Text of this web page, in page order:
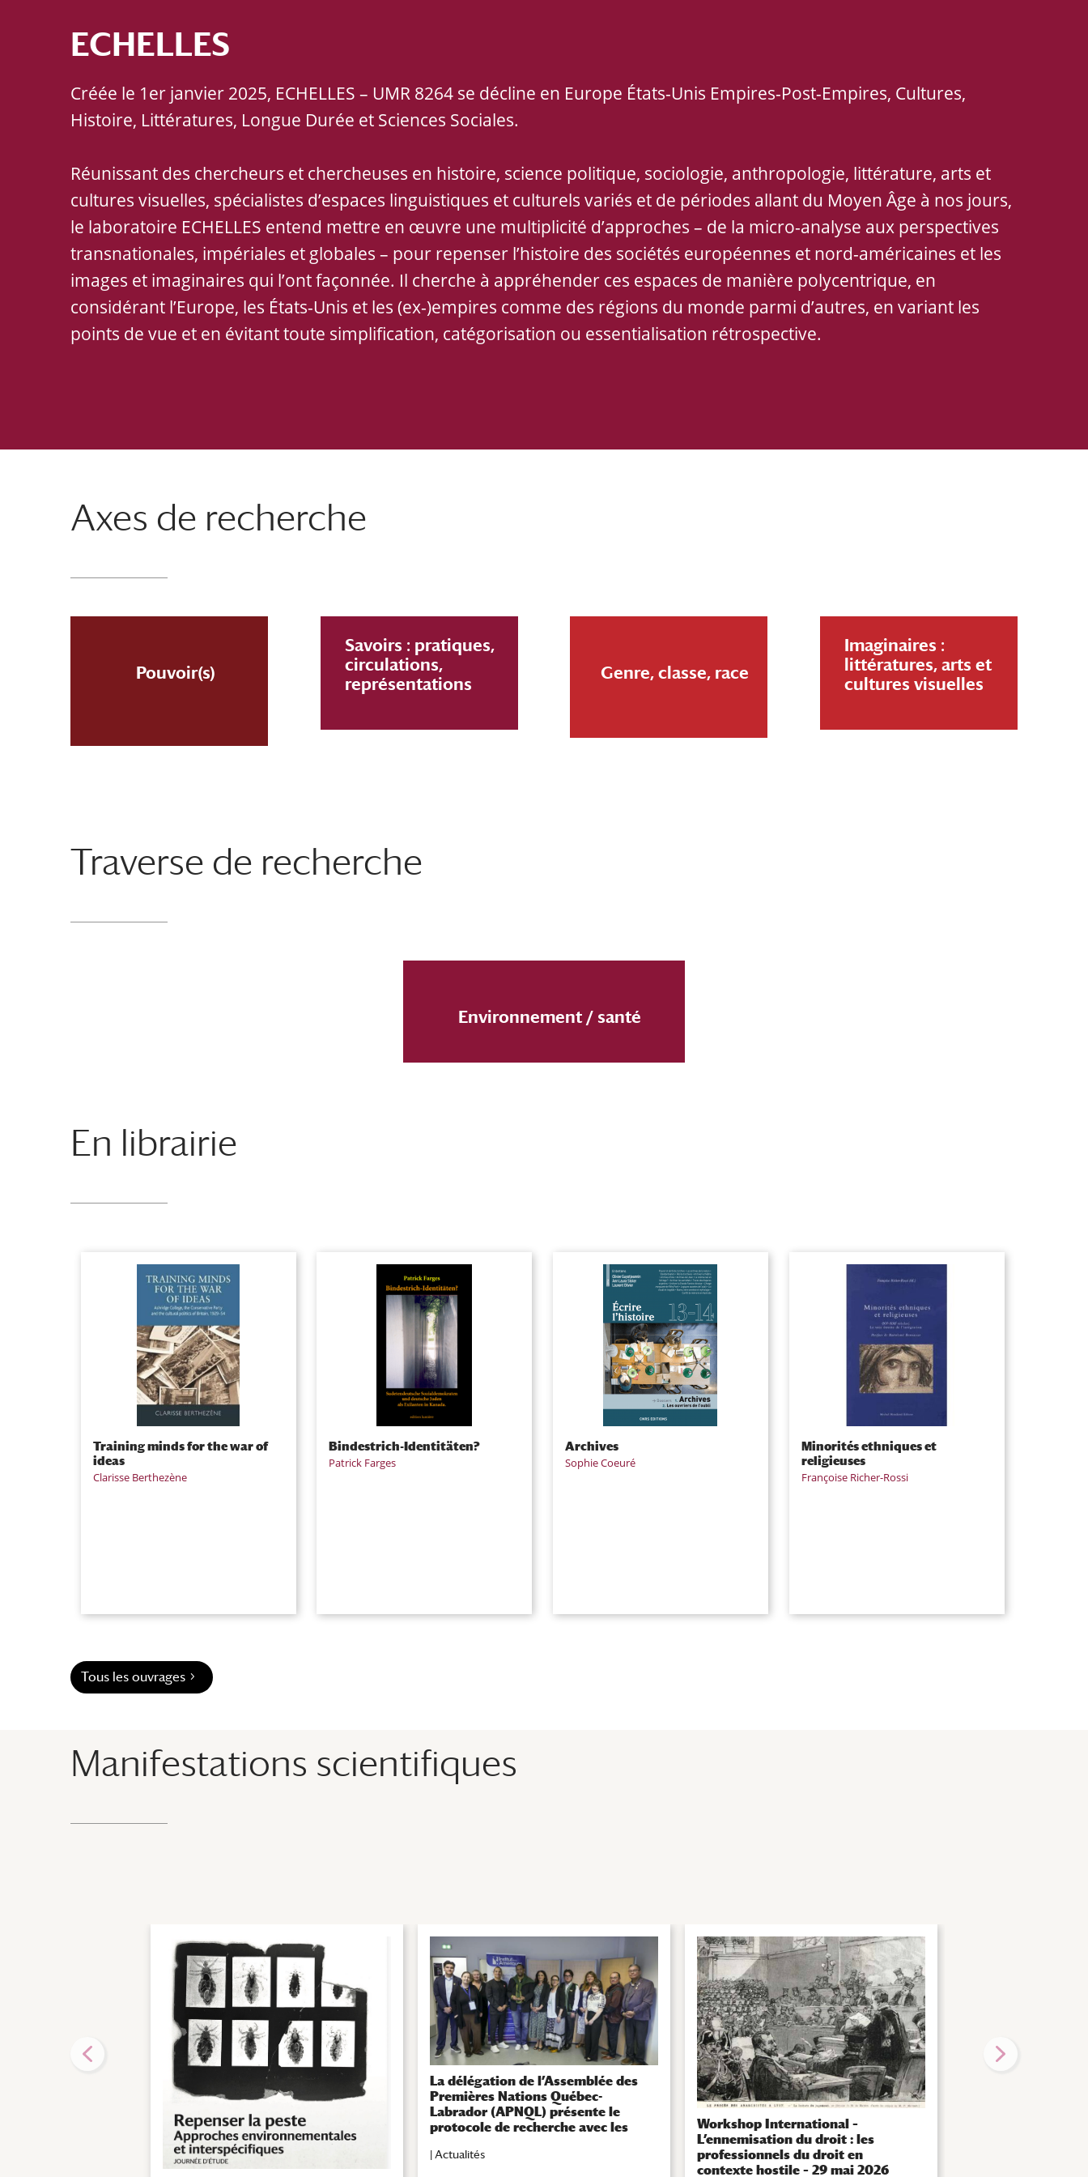
ECHELLES
Créée le 1er janvier 2025, ECHELLES – UMR 8264 se décline en Europe États-Unis Empires-Post-Empires, Cultures,
Histoire, Littératures, Longue Durée et Sciences Sociales.
Réunissant des chercheurs et chercheuses en histoire, science politique, sociologie, anthropologie, littérature, arts et
cultures visuelles, spécialistes d’espaces linguistiques et culturels variés et de périodes allant du Moyen Âge à nos jours,
le laboratoire ECHELLES entend mettre en œuvre une multiplicité d’approches – de la micro-analyse aux perspectives
transnationales, impériales et globales – pour repenser l’histoire des sociétés européennes et nord-américaines et les
images et imaginaires qui l’ont façonnée. Il cherche à appréhender ces espaces de manière polycentrique, en
considérant l’Europe, les États-Unis et les (ex-)empires comme des régions du monde parmi d’autres, en variant les
points de vue et en évitant toute simplification, catégorisation ou essentialisation rétrospective.
Axes de recherche
Pouvoir(s)
Savoirs : pratiques,
circulations,
représentations
Genre, classe, race
Imaginaires :
littératures, arts et
cultures visuelles
Traverse de recherche
Environnement / santé
En librairie
Training minds for the war of
ideas
Clarisse Berthezène
Bindestrich-Identitäten?
Patrick Farges
Archives
Sophie Coeuré
Minorités ethniques et
religieuses
Françoise Richer-Rossi
Tous les ouvrages
Manifestations scientifiques
La délégation de l’Assemblée des
Premières Nations Québec-
Labrador (APNQL) présente le
protocole de recherche avec les
| Actualités
Workshop International –
L’ennemisation du droit : les
professionnels du droit en
contexte hostile – 29 mai 2026
en mouvement –
d’hommage –